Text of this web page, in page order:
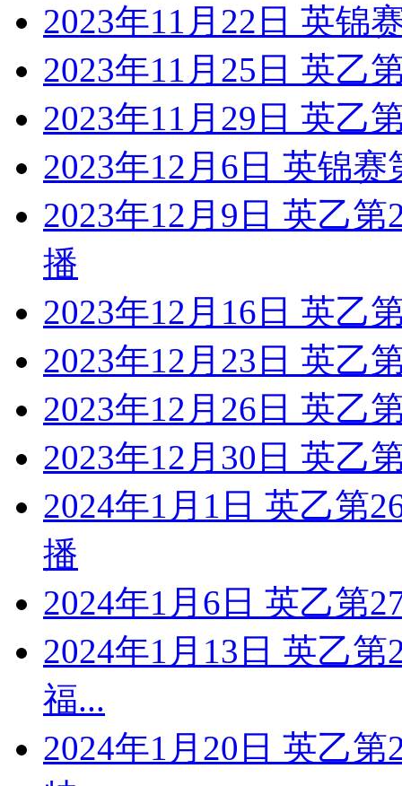
2023年11月22日 英锦
2023年11月25日 英乙
2023年11月29日 英乙
2023年12月6日 英锦
2023年12月9日 英乙
播
2023年12月16日 英乙
2023年12月23日 英乙
2023年12月26日 英乙
2023年12月30日 英乙
2024年1月1日 英乙第
播
2024年1月6日 英乙第
2024年1月13日 英乙
福...
2024年1月20日 英乙